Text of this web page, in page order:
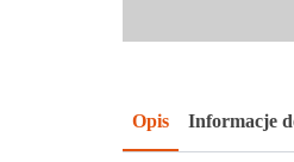
Opis Informacje